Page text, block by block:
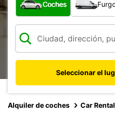
Coches
Seleccionar el
Alquiler de coches Car